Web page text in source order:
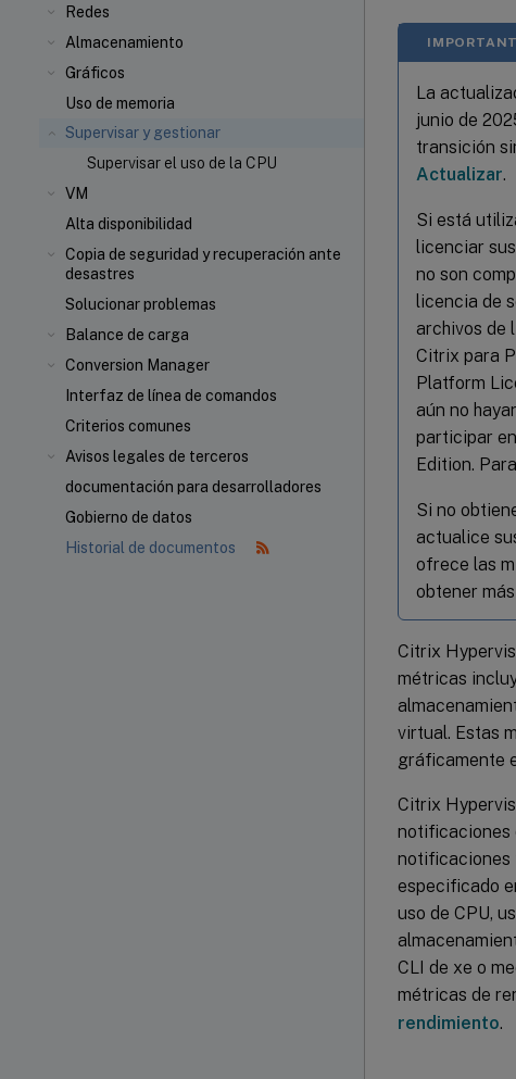
Redes
Almacenamiento
Gráficos
Uso de memoria
Supervisar y gestionar
Supervisar el uso de la CPU
VM
Alta disponibilidad
Copia de seguridad y recuperación ante
desastres
Solucionar problemas
Balance de carga
Conversion Manager
Interfaz de línea de comandos
Criterios comunes
Avisos legales de terceros
documentación para desarrolladores
Gobierno de datos
Historial de documentos
La
junio de
transición
Actualizar.
Si está
licenciar
no son
licencia de
archivos de
Citrix para
Platform
aún no
participar
Edition.
Si no
actualice
ofrece las
obtener
Citrix
métricas
virtual. Estas
gráficamente
Citrix
notificaciones
notificaciones
especificado
uso de CPU,
CLI de xe o
métricas de
rendimiento.